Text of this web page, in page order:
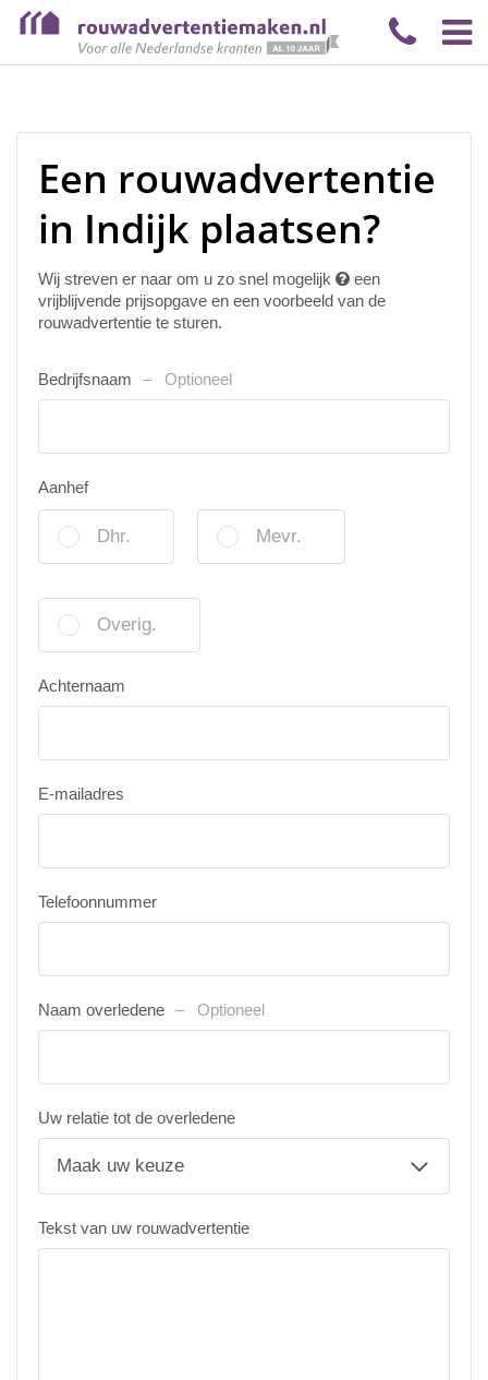
Een rouwadvertentie
in Indijk plaatsen?
Wij streven er naar om u zo snel mogelijk
een
vrijblijvende prijsopgave en een voorbeeld van de
rouwadvertentie te sturen.
Bedrijfsnaam Optioneel
Aanhef
Dhr. Mevr.
Overig.
Achternaam
E-mailadres
Telefoonnummer
Naam overledene Optioneel
Uw relatie tot de overledene
Tekst van uw rouwadvertentie